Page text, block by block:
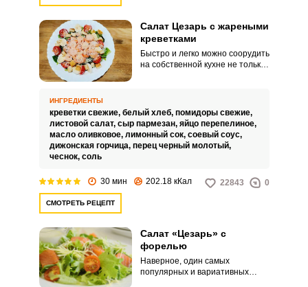
Салат Цезарь с жареными
креветками
Быстро и легко можно соорудить
на собственной кухне не только
креветками и тут же подать его к
столу. Если же вы хотите
приготовить «Цезарь» заранее,
тогда не добавляйте туда
заправку, салатные листья и
свое вкусовое и эстетическое
ИНГРЕДИЕНТЫ
креветки свежие, белый хлеб, помидоры свежие,
листовой салат, сыр пармезан, яйцо перепелиное,
масло оливковое, лимонный сок, соевый соус,
дижонская горчица, перец черный молотый,
чеснок, соль
30 мин 202.18 кКал 22843 0
СМОТРЕТЬ РЕЦЕПТ
Салат «Цезарь» с
форелью
Наверное, один самых
популярных и вариативных